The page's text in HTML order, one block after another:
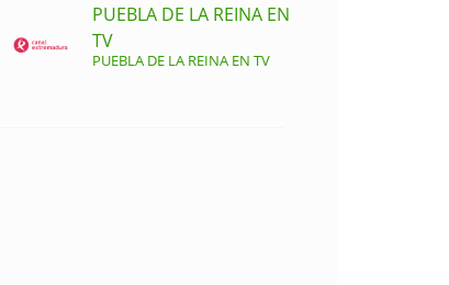
PUEBLA DE LA REINA EN
TV
PUEBLA DE LA REINA EN TV